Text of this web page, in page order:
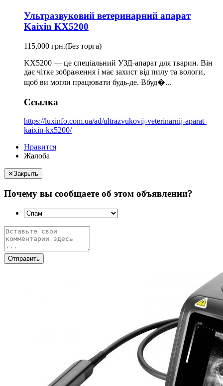
Ультразвуковий ветеринарний апарат
Kaixin KX5200
115,000 грн.(Без торга)
KX5200 — це спеціальний УЗД-апарат для тварин. Він
дає чітке зображення і має захист від пилу та вологи,
щоб ви могли працювати будь-де. Вбуд�...
Ссылка
https://luxinfo.com.ua/ad/ultrazvukovij-veterinarnij-aparat-
kaixin-kx5200/
Нравится
Жалоба
✕Закрыть
Почему вы сообщаете об этом объявлении?
Отправить